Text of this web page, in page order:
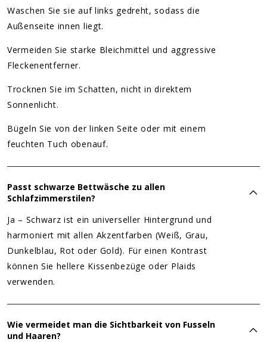
Waschen Sie sie auf links gedreht, sodass die
Außenseite innen liegt.
Vermeiden Sie starke Bleichmittel und aggressive
Fleckenentferner.
Trocknen Sie im Schatten, nicht in direktem
Sonnenlicht.
Bügeln Sie von der linken Seite oder mit einem
feuchten Tuch obenauf.
Passt schwarze Bettwäsche zu allen
Schlafzimmerstilen?
Ja – Schwarz ist ein universeller Hintergrund und
harmoniert mit allen Akzentfarben (Weiß, Grau,
Dunkelblau, Rot oder Gold). Für einen Kontrast
können Sie hellere Kissenbezüge oder Plaids
verwenden.
Wie vermeidet man die Sichtbarkeit von Fusseln
und Haaren?